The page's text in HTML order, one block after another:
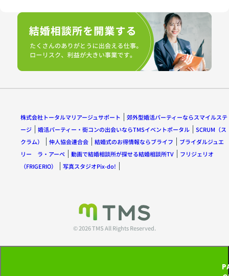
株式会社トータルマリアージュサポート
郊外型婚活パーティーならスマイルステ
ージ
婚活パーティー・街コンの出会いならTMSイベントポータル
SCRUM（ス
クラム）
仲人協会連合会 結婚式のお得情報ならブライフ
ブライダルジュエ
リー ラ・アーペ
動画で結婚相談所が探せる結婚相談所TV
フリジェリオ
（FRIGERIO）
写真スタジオPix-do!
© 2026 TMS All Rights Reserved.